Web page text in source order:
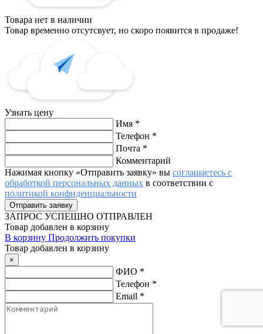
Товара нет в наличии
Товар временно отсутсвует, но скоро появится в продаже!
Узнать цену
Имя *
Телефон *
Почта *
Комментарий
Нажимая кнопку «Отправить заявку» вы соглашаетесь с
обработкой персональных данных в соответствии с
политикой конфиденциальности
ЗАПРОС УСПЕШНО ОТПРАВЛЕН
Товар добавлен в корзину
В корзину Продолжить покупки
Товар добавлен в корзину
×
ФИО *
Телефон *
Email *